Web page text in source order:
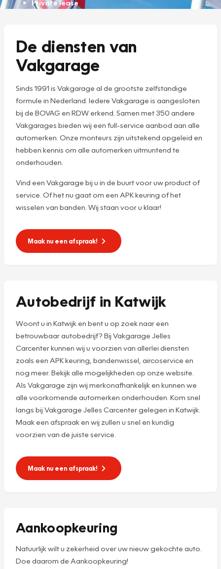
Private lease
De diensten van
Vakgarage
Sinds 1991 is Vakgarage al de grootste zelfstandige
formule in Nederland. Iedere Vakgarage is aangesloten
bij de BOVAG en RDW erkend. Samen met 350 andere
Vakgarages bieden wij een full-service aanbod aan alle
automerken. Onze monteurs zijn uitstekend opgeleid en
hebben kennis om alle automerken uitmuntend te
onderhouden.
Vind een Vakgarage bij u in de buurt voor uw product of
service. Of het nu gaat om een APK keuring of het
wisselen van banden. Wij staan voor u klaar!
Maak nu een afspraak!
Autobedrijf in Katwijk
Woont u in Katwijk en bent u op zoek naar een
betrouwbaar autobedrijf? Bij Vakgarage Jelles
Carcenter kunnen wij u voorzien van allerlei diensten
zoals een APK keuring, bandenwissel, aircoservice en
nog meer. Bekijk alle mogelijkheden op onze website.
Als Vakgarage zijn wij merkonafhankelijk en kunnen we
alle voorkomende automerken onderhouden. Kom snel
langs bij Vakgarage Jelles Carcenter gelegen in Katwijk.
Maak een afspraak en wij zullen u snel en kundig
voorzien van de juiste service.
Maak nu een afspraak!
Aankoopkeuring
Natuurlijk wilt u zekerheid over uw nieuw gekochte auto.
Doe daarom de Aankoopkeuring!